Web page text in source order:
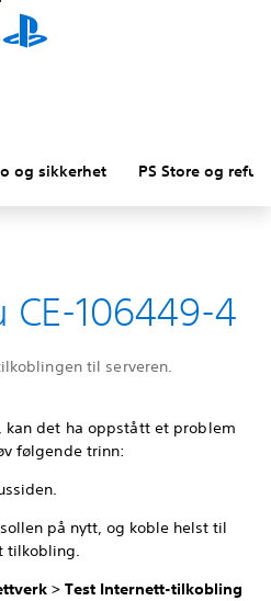
og sikkerhet PS Store og
CE-106449-4
til serveren.
kan det ha oppstått et problem
følgende trinn:
på nytt, og koble helst til
tilkobling.
> Test Internett-tilkobling